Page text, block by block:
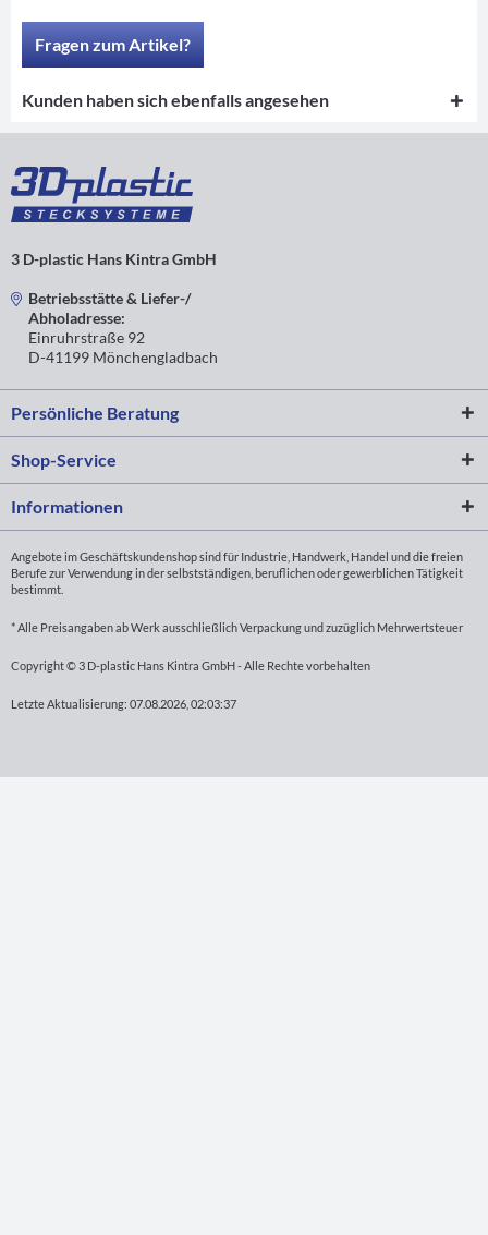
Fragen zum Artikel?
Kunden haben sich ebenfalls angesehen
3 D-plastic Hans Kintra GmbH
Betriebsstätte & Liefer-/
Abholadresse:
Einruhrstraße 92
D-41199 Mönchengladbach
Persönliche Beratung
Shop-Service
Informationen
Angebote im Geschäftskundenshop sind für Industrie, Handwerk, Handel und die freien
Berufe zur Verwendung in der selbstständigen, beruflichen oder gewerblichen Tätigkeit
bestimmt.
* Alle Preisangaben ab Werk ausschließlich Verpackung und zuzüglich Mehrwertsteuer
Copyright © 3 D-plastic Hans Kintra GmbH - Alle Rechte vorbehalten
Letzte Aktualisierung: 07.08.2026, 02:03:37